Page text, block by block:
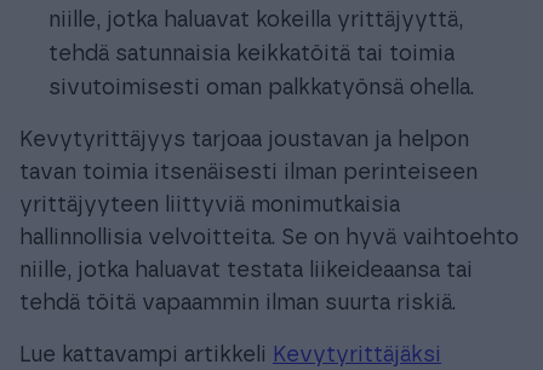
niille, jotka haluavat kokeilla yrittäjyyttä,
tehdä satunnaisia keikkatöitä tai toimia
sivutoimisesti oman palkkatyönsä ohella.
Kevytyrittäjyys tarjoaa joustavan ja helpon
tavan toimia itsenäisesti ilman perinteiseen
yrittäjyyteen liittyviä monimutkaisia
hallinnollisia velvoitteita. Se on hyvä vaihtoehto
niille, jotka haluavat testata liikeideaansa tai
tehdä töitä vapaammin ilman suurta riskiä.
Lue kattavampi artikkeli Kevytyrittäjäksi